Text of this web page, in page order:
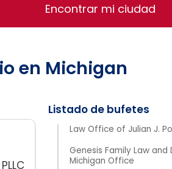
Encontrar mi ciudad
en Michigan
Law Office of Julian J.
Genesis Family Law
Michigan Office